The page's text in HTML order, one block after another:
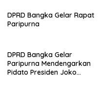
DPRD Bangka Gelar Rapat
Paripurna
DPRD Bangka Gelar
Paripurna Mendengarkan
Pidato Presiden Joko